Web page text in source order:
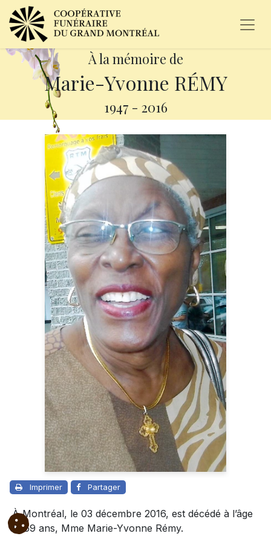
À la mémoire de
Marie-Yvonne RÉMY
1947 - 2016
Imprimer Partager
À Montréal, le 03 décembre 2016, est décédé à l’âge
de 69 ans, Mme Marie-Yvonne Rémy.